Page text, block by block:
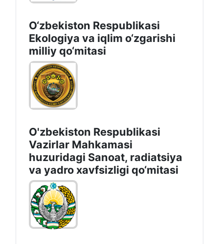
O‘zbekiston Respublikasi
Ekologiya va iqlim o‘zgarishi
milliy qo‘mitasi
O'zbekiston Respublikasi
Vazirlar Mahkamasi
huzuridagi Sanoat, radiatsiya
va yadro xavfsizligi qo‘mitasi